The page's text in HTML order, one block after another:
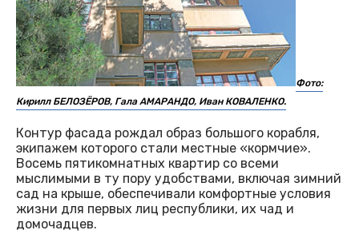
Фото:
Кирилл БЕЛОЗЁРОВ, Гала АМАРАНДО, Иван КОВАЛЕНКО.
Контур фасада рождал образ большого корабля,
экипажем которого стали местные «кормчие».
Восемь пятикомнатных квартир со всеми
мыслимыми в ту пору удобствами, включая зимний
сад на крыше, обеспечивали комфортные условия
жизни для первых лиц республики, их чад и
домочадцев.